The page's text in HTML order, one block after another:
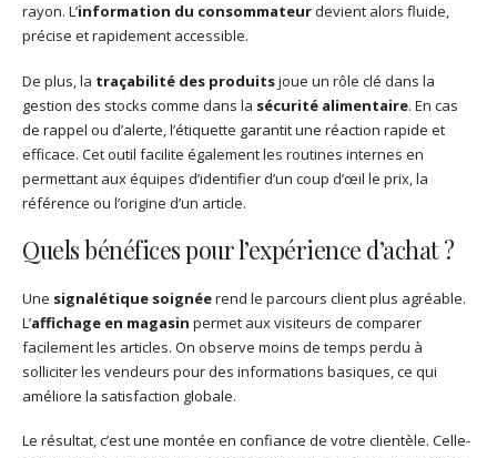
rayon. L’information du consommateurdevient alors fluide,
précise et rapidement accessible.
De plus, la traçabilité des produitsjoue un rôle clé dans la
gestion des stocks comme dans la sécurité alimentaire. En cas
de rappel ou d’alerte, l’étiquette garantit une réaction rapide et
efficace. Cet outil facilite également les routines internes en
permettant aux équipes d’identifier d’un coup d’œil le prix, la
référence ou l’origine d’un article.
Quels bénéfices pour l’expérience d’achat ?
Une signalétique soignéerend le parcours client plus agréable.
L’affichage en magasin permet aux visiteurs de comparer
facilement les articles. On observe moins de temps perdu à
solliciter les vendeurs pour des informations basiques, ce qui
améliore la satisfaction globale.
Le résultat, c’est une montée en confiance de votre clientèle. Celle-